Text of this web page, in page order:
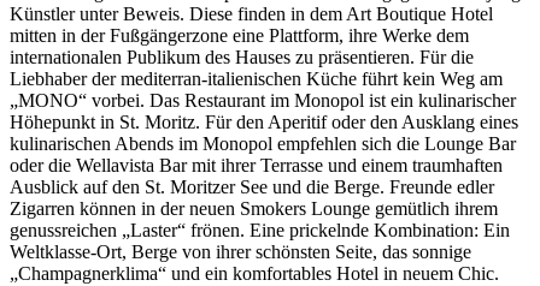
Künstler unter Beweis. Diese finden in dem Art Boutique Hotel
mitten in der Fußgängerzone eine Plattform, ihre Werke dem
internationalen Publikum des Hauses zu präsentieren. Für die
Liebhaber der mediterran-italienischen Küche führt kein Weg am
„MONO“ vorbei. Das Restaurant im Monopol ist ein kulinarischer
Höhepunkt in St. Moritz. Für den Aperitif oder den Ausklang eines
kulinarischen Abends im Monopol empfehlen sich die Lounge Bar
oder die Wellavista Bar mit ihrer Terrasse und einem traumhaften
Ausblick auf den St. Moritzer See und die Berge. Freunde edler
Zigarren können in der neuen Smokers Lounge gemütlich ihrem
genussreichen „Laster“ frönen. Eine prickelnde Kombination: Ein
Weltklasse-Ort, Berge von ihrer schönsten Seite, das sonnige
„Champagnerklima“ und ein komfortables Hotel in neuem Chic.